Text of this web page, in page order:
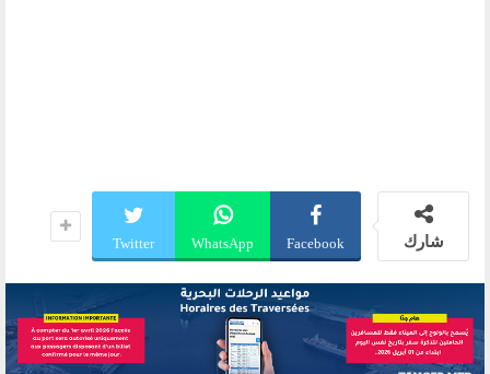
شارك Facebook
WhatsApp
Twitter